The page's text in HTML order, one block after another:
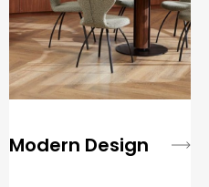
Modern Design